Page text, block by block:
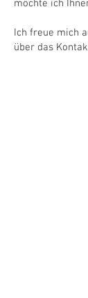
möchte ich
Ich freue mich
über das
Radwanderflyer